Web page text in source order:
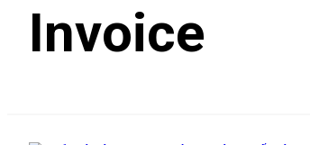
Invoice